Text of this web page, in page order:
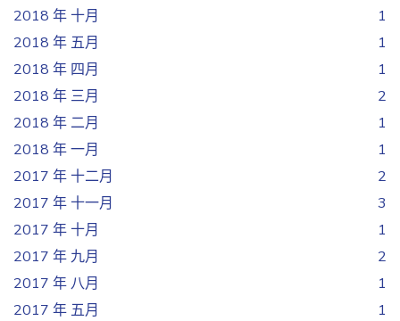
2018 年 十月
1
2018 年 五月
1
2018 年 四月
1
2018 年 三月
2
2018 年 二月
1
2018 年 一月
1
2017 年 十二月
2
2017 年 十一月
3
2017 年 十月
1
2017 年 九月
2
2017 年 八月
1
2017 年 五月
1